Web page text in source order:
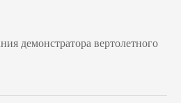
демонстратора вертолетного